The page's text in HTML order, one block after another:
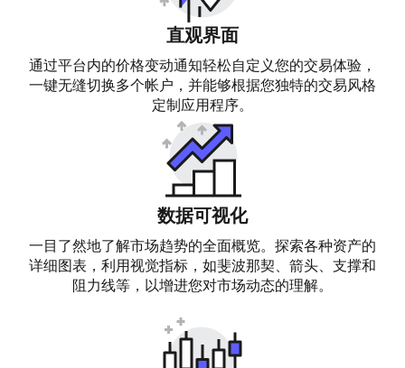
直观界面
通过平台内的价格变动通知轻松自定义您的交易体验，
一键无缝切换多个帐户，并能够根据您独特的交易风格
定制应用程序。
数据可视化
一目了然地了解市场趋势的全面概览。探索各种资产的
详细图表，利用视觉指标，如斐波那契、箭头、支撑和
阻力线等，以增进您对市场动态的理解。